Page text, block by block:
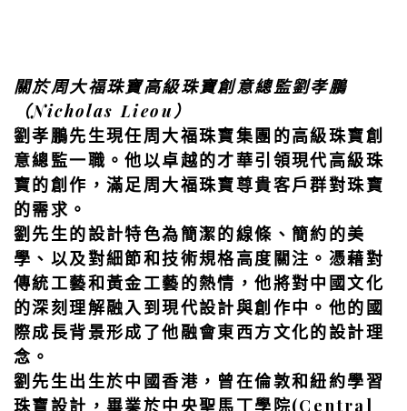
關於周大福珠寶高級珠寶創意總監劉孝鵬
（Nicholas Lieou）
劉孝鵬先生現任周大福珠寶集團的高級珠寶創
意總監一職。他以卓越的才華引領現代高級珠
寶的創作，滿足周大福珠寶尊貴客戶群對珠寶
的需求。
劉先生的設計特色為簡潔的線條、簡約的美
學、以及對細節和技術規格高度關注。憑藉對
傳統工藝和黃金工藝的熱情，他將對中國文化
的深刻理解融入到現代設計與創作中。他的國
際成長背景形成了他融會東西方文化的設計理
念。
劉先生出生於中國香港，曾在倫敦和紐約學習
珠寶設計，畢業於中央聖馬丁學院(Central